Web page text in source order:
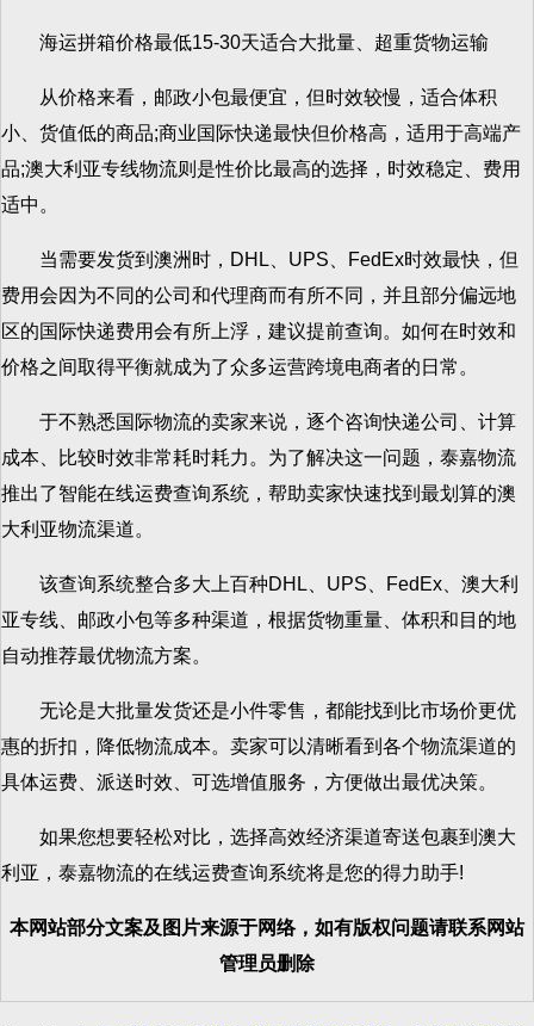
海运拼箱价格最低15-30天适合大批量、超重货物运输
从价格来看，邮政小包最便宜，但时效较慢，适合体积
小、货值低的商品;商业国际快递最快但价格高，适用于高端产
品;澳大利亚专线物流则是性价比最高的选择，时效稳定、费用
适中。
当需要发货到澳洲时，DHL、UPS、FedEx时效最快，但
费用会因为不同的公司和代理商而有所不同，并且部分偏远地
区的国际快递费用会有所上浮，建议提前查询。如何在时效和
价格之间取得平衡就成为了众多运营跨境电商者的日常。
于不熟悉国际物流的卖家来说，逐个咨询快递公司、计算
成本、比较时效非常耗时耗力。为了解决这一问题，泰嘉物流
推出了智能在线运费查询系统，帮助卖家快速找到最划算的澳
大利亚物流渠道。
该查询系统整合多大上百种DHL、UPS、FedEx、澳大利
亚专线、邮政小包等多种渠道，根据货物重量、体积和目的地
自动推荐最优物流方案。
无论是大批量发货还是小件零售，都能找到比市场价更优
惠的折扣，降低物流成本。卖家可以清晰看到各个物流渠道的
具体运费、派送时效、可选增值服务，方便做出最优决策。
如果您想要轻松对比，选择高效经济渠道寄送包裹到澳大
利亚，泰嘉物流的在线运费查询系统将是您的得力助手!
本网站部分文案及图片来源于网络，如有版权问题请联系网站
管理员删除